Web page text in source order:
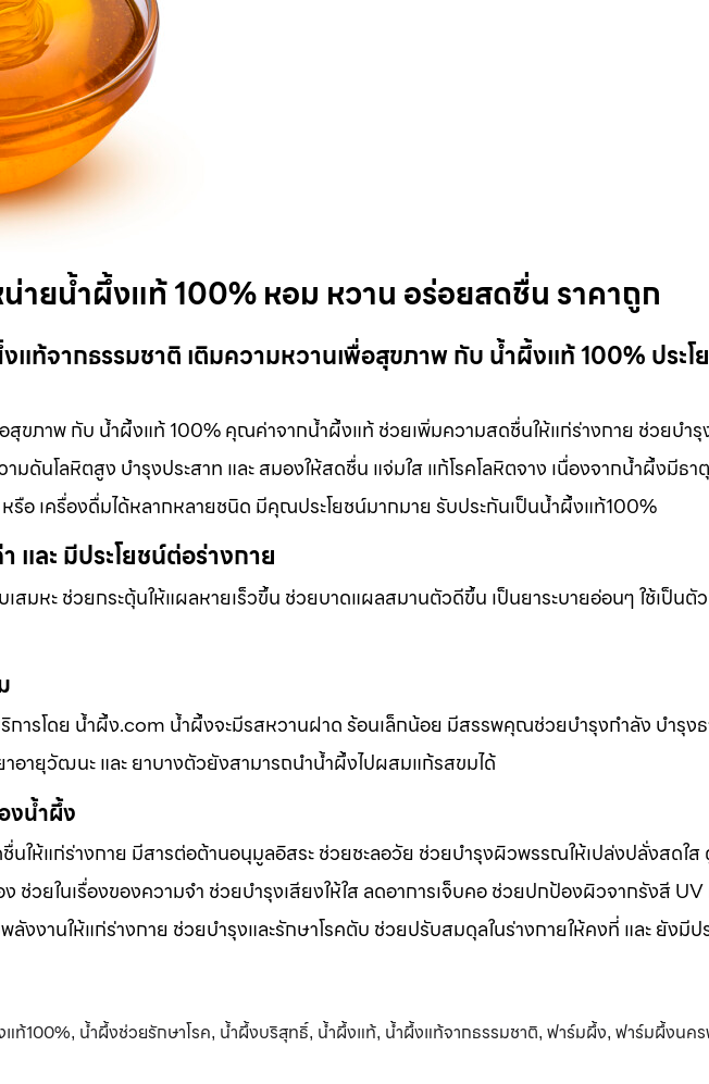
ยน้ำผึ้งแท้ 100% หอม หวาน อร่อยสดชื่น ราคาถูก
ท้จากธรรมชาติ เติมความหวานเพื่อสุขภาพ กับ น้ำผึ้งแท้ 100% ประโ
ขภาพ กับ น้ำผึ้งแท้ 100% คุณค่าจากน้ำผึ้งแท้ ช่วยเพิ่มความสดชื่นให้แก่ร่างกาย ช่วยบำรุ
มดันโลหิตสูง บำรุงประสาท และ สมองให้สดชื่น แจ่มใส แก้โรคโลหิตจาง เนื่องจากน้ำผึ้งมีธาตุ
หรือ เครื่องดื่มได้หลากหลายชนิด มีคุณประโยชน์มากมาย รับประกันเป็นน้ำผึ้งแท้100%
ละ มีประโยชน์ต่อร่างกาย
มหะ ช่วยกระตุ้นให้แผลหายเร็วขึ้น ช่วยบาดแผลสมานตัวดีขึ้น เป็นยาระบายอ่อนๆ ใช้เป็นตัว
การโดย น้ำผึ้ง.com น้ำผึ้งจะมีรสหวานฝาด ร้อนเล็กน้อย มีสรรพคุณช่วยบำรุงกำลัง บำรุง
อายุวัฒนะ และ ยาบางตัวยังสามารถนำน้ำผึ้งไปผสมแก้รสขมได้
งน้ำผึ้ง
นให้แก่ร่างกาย มีสารต่อต้านอนุมูลอิสระ ช่วยชะลอวัย ช่วยบำรุงผิวพรรณให้เปล่งปลั่งสดใส
ช่วยในเรื่องของความจำ ช่วยบำรุงเสียงให้ใส ลดอาการเจ็บคอ ช่วยปกป้องผิวจากรังสี UV
งงานให้แก่ร่างกาย ช่วยบำรุงและรักษาโรคตับ ช่วยปรับสมดุลในร่างกายให้คงที่ และ ยังมีป
แท้100%, น้ำผึ้งช่วยรักษาโรค, น้ำผึ้งบริสุทธิ์, น้ำผึ้งแท้, น้ำผึ้งแท้จากธรรมชาติ, ฟาร์มผึ้ง, ฟาร์มผึ้งนค